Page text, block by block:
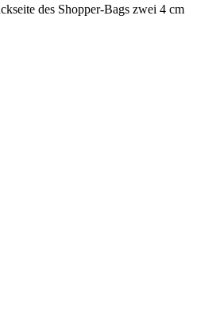
des Shopper-Bags zwei 4 cm